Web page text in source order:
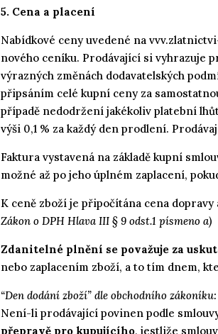
5. Cena a placení
Nabídkové ceny uvedené na
nového ceníku. Prodávající si vyhrazuje
výrazných změnách dodavatelských
připsáním celé kupní ceny za
případě nedodržení jakékoliv platební
výši 0,1 % za každý den prodlení.
Faktura vystavená na základě kupní
možné až po jeho úplném zaplacení,
K ceně zboží je připočítána cena dopravy
Zákon o DPH Hlava III § 9 odst.1 písmeno a)
Zdanitelné plnění se považuje za
nebo zaplacením zboží, a to tím dnem,
“Den dodání zboží” dle obchodního
Není-li prodávající povinen podle
přepravě pro kupujícího, jestliže